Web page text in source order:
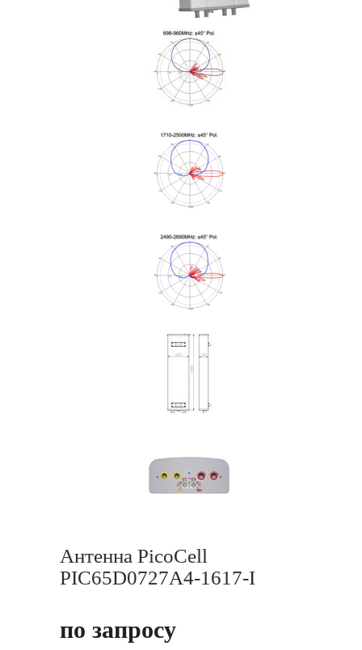
Антенна PicoCell
PIC65D0727A4-1617-I
по запросу